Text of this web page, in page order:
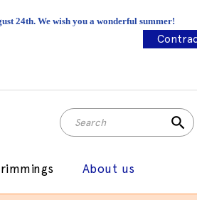
24th. We wish you a wonderful summer!
search
About us